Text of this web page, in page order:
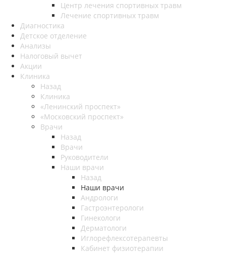
Центр лечения спортивных травм
Лечение спортивных травм
Диагностика
Детское отделение
Анализы
Налоговый вычет
Акции
Клиника
Назад
Клиника
«Ленинский проспект»
«Московский проспект»
Врачи
Назад
Врачи
Руководители
Наши врачи
Назад
Наши врачи
Андрологи
Гастроэнтерологи
Гинекологи
Дерматологи
Иглорефлексотерапевты
Кабинет физиотерапии